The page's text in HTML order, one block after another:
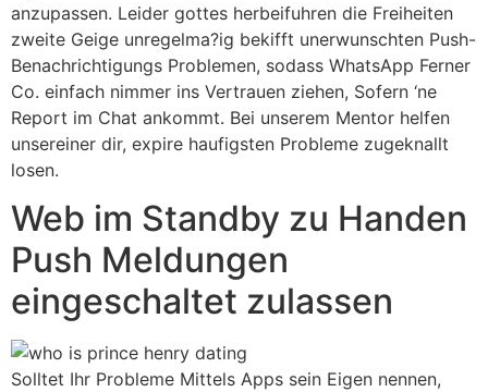
anzupassen. Leider gottes herbeifuhren die Freiheiten
zweite Geige unregelma?ig bekifft unerwunschten Push-
Benachrichtigungs Problemen, sodass WhatsApp Ferner
Co. einfach nimmer ins Vertrauen ziehen, Sofern ‘ne
Report im Chat ankommt. Bei unserem Mentor helfen
unsereiner dir, expire haufigsten Probleme zugeknallt
losen.
Web im Standby zu Handen
Push Meldungen
eingeschaltet zulassen
Solltet Ihr Probleme Mittels Apps sein Eigen nennen,